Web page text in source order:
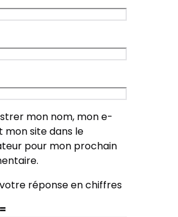
mon nom, mon e-
mon site dans le
pour mon prochain
votre réponse en chiffres